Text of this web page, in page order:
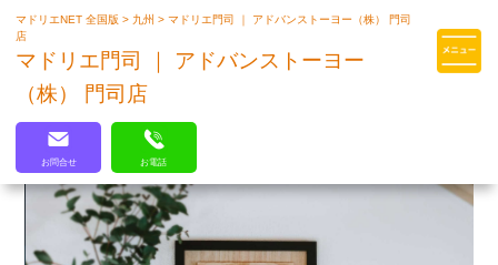
マドリエはLIXILの厳しい基準を
マドリエNET 全国版> 九州>マドリエ門司 ｜ アドバンストーヨー（株） 門司
店
マドリエ門司 ｜ アドバンストーヨー
（株） 門司店
お問合せ お電話